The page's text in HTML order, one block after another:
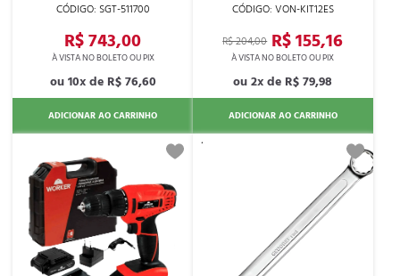
SGT-511700
R$ 743,00
10x de R$ 76,60
ADICIONAR AO CARRINHO
VON-KIT12ES
R$ 155,16
R$ 204,00
2x de R$ 79,98
ADICIONAR AO CARRINHO